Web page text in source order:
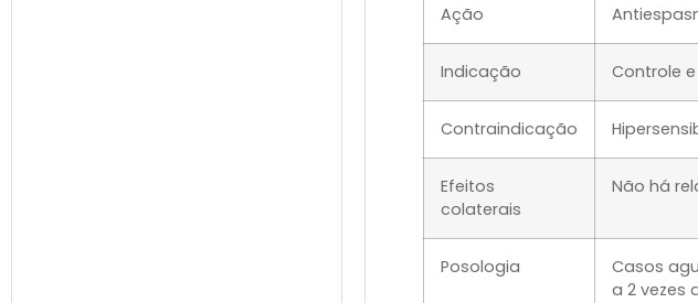
Ação
Indicação Controle
Contraindicação
Efeitos
colaterais
Não há
Posologia
Casos
a 2 vezes